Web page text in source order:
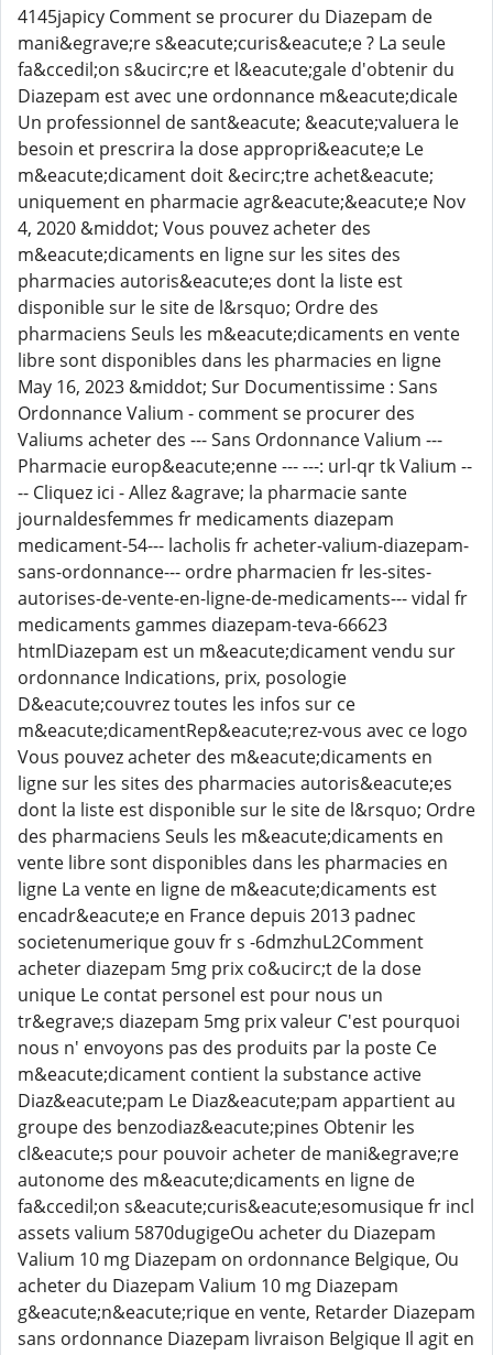
4145japicy Comment se procurer du Diazepam de
mani&egrave;re s&eacute;curis&eacute;e ? La seule
fa&ccedil;on s&ucirc;re et l&eacute;gale d'obtenir du
Diazepam est avec une ordonnance m&eacute;dicale
Un professionnel de sant&eacute; &eacute;valuera le
besoin et prescrira la dose appropri&eacute;e Le
m&eacute;dicament doit &ecirc;tre achet&eacute;
uniquement en pharmacie agr&eacute;&eacute;e Nov
4, 2020 &middot; Vous pouvez acheter des
m&eacute;dicaments en ligne sur les sites des
pharmacies autoris&eacute;es dont la liste est
disponible sur le site de l&rsquo; Ordre des
pharmaciens Seuls les m&eacute;dicaments en vente
libre sont disponibles dans les pharmacies en ligne
May 16, 2023 &middot; Sur Documentissime : Sans
Ordonnance Valium - comment se procurer des
Valiums acheter des --- Sans Ordonnance Valium ---
Pharmacie europ&eacute;enne --- ---: url-qr tk Valium --
-- Cliquez ici - Allez &agrave; la pharmacie sante
journaldesfemmes fr medicaments diazepam
medicament-54--- lacholis fr acheter-valium-diazepam-
sans-ordonnance--- ordre pharmacien fr les-sites-
autorises-de-vente-en-ligne-de-medicaments--- vidal fr
medicaments gammes diazepam-teva-66623
htmlDiazepam est un m&eacute;dicament vendu sur
ordonnance Indications, prix, posologie
D&eacute;couvrez toutes les infos sur ce
m&eacute;dicamentRep&eacute;rez-vous avec ce logo
Vous pouvez acheter des m&eacute;dicaments en
ligne sur les sites des pharmacies autoris&eacute;es
dont la liste est disponible sur le site de l&rsquo; Ordre
des pharmaciens Seuls les m&eacute;dicaments en
vente libre sont disponibles dans les pharmacies en
ligne La vente en ligne de m&eacute;dicaments est
encadr&eacute;e en France depuis 2013 padnec
societenumerique gouv fr s -6dmzhuL2Comment
acheter diazepam 5mg prix co&ucirc;t de la dose
unique Le contat personel est pour nous un
tr&egrave;s diazepam 5mg prix valeur C'est pourquoi
nous n' envoyons pas des produits par la poste Ce
m&eacute;dicament contient la substance active
Diaz&eacute;pam Le Diaz&eacute;pam appartient au
groupe des benzodiaz&eacute;pines Obtenir les
cl&eacute;s pour pouvoir acheter de mani&egrave;re
autonome des m&eacute;dicaments en ligne de
fa&ccedil;on s&eacute;curis&eacute;esomusique fr incl
assets valium 5870dugigeOu acheter du Diazepam
Valium 10 mg Diazepam on ordonnance Belgique, Ou
acheter du Diazepam Valium 10 mg Diazepam
g&eacute;n&eacute;rique en vente, Retarder Diazepam
sans ordonnance Diazepam livraison Belgique Il agit en